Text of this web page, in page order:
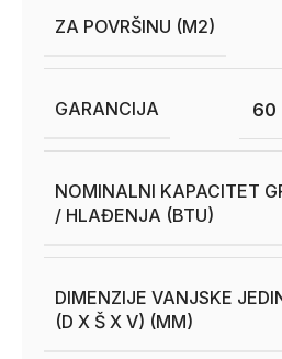
ZA POVRŠINU (M2)
GARANCIJA 60
NOMINALNI KAPACITET
/ HLAĐENJA (BTU)
DIMENZIJE VANJSKE
(D X Š X V) (MM)